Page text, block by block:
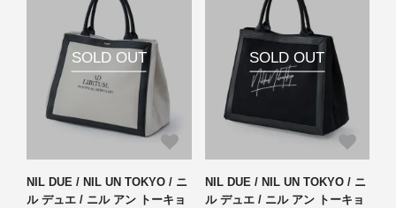
SOLD OUT
NIL DUE / NIL UN TOKYO / ニ
ル デュエ / ニル アン トーキョ
SOLD OUT
NIL DUE / NIL UN TOKYO / ニ
ル デュエ / ニル アン トーキョ